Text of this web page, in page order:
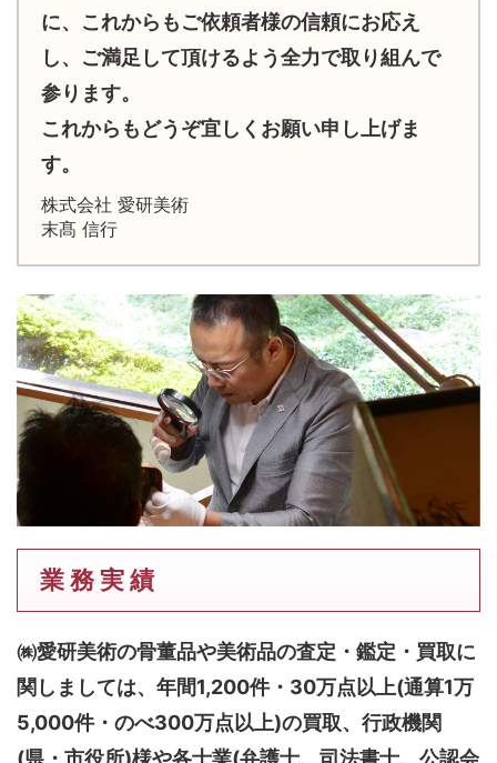
に、これからもご依頼者様の信頼にお応え
し、ご満足して頂けるよう全力で取り組んで
参ります。
これからもどうぞ宜しくお願い申し上げま
す。
株式会社 愛研美術
末髙 信行
業 務 実 績
㈱愛研美術の骨董品や美術品の査定・鑑定・買取に
関しましては、 年間1,200件・30万点以上(通算1万
5,000件・のべ300万点以上)の買取、行政機関
(県・市役所)様や各士業(弁護士、司法書士、公認会